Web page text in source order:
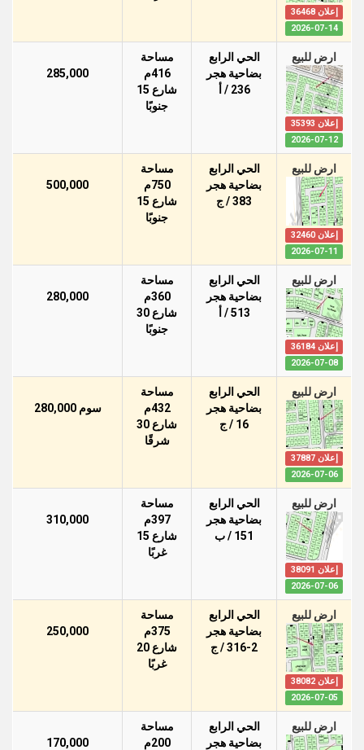
إعلان 36468
2026-07-14
ارض للبيع
إعلان 35393
2026-07-12
الحي الرابع
بضاحية هجر
236 / أ
مساحة
416م
شارع 15
جنوبًا
285,000
ارض للبيع
إعلان 32460
2026-07-11
الحي الرابع
بضاحية هجر
383 / ج
مساحة
750م
شارع 15
جنوبًا
500,000
ارض للبيع
إعلان 36184
2026-07-08
الحي الرابع
بضاحية هجر
513 / أ
مساحة
360م
شارع 30
جنوبًا
280,000
ارض للبيع
إعلان 37887
2026-07-06
الحي الرابع
بضاحية هجر
16 / ج
مساحة
432م
شارع 30
شرقًا
سوم 280,000
ارض للبيع
إعلان 38091
2026-07-06
الحي الرابع
بضاحية هجر
151 / ب
مساحة
397م
شارع 15
غربًا
310,000
ارض للبيع
إعلان 38082
2026-07-05
الحي الرابع
بضاحية هجر
316-2 / ج
مساحة
375م
شارع 20
غربًا
250,000
ارض للبيع
الحي الرابع
بضاحية هجر
مساحة
200م
170,000